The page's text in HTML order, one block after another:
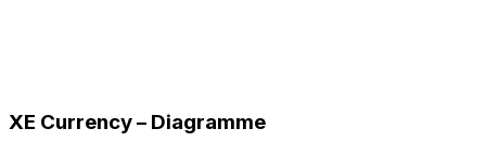
XE Currency – Diagramme